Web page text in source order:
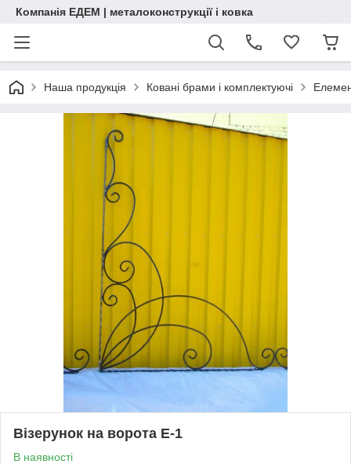
Компанія ЕДЕМ | металоконструкції і ковка
Наша продукція Ковані брами і комплектуючі
Візерунок на ворота Е-1
В наявності